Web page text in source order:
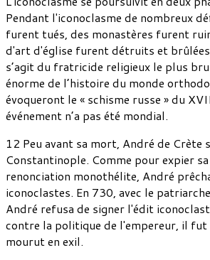
Pendant l'iconoclasme de nombreux
furent tués, des monastères furent
d'art d'église furent détruits et brûlées
s’agit du fratricide religieux le plus
énorme de l’histoire du monde
évoqueront le « schisme russe » du
événement n’a pas été mondial.
12 Peu avant sa mort, André de Crète
Constantinople. Comme pour expier
renonciation monothélite, André
iconoclastes. En 730, avec le
André refusa de signer l'édit
contre la politique de l'empereur, il fut
mourut en exil.